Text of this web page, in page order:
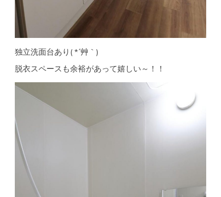
独立洗面台あり( *´艸｀)
脱衣スペースも余裕があって嬉しい～！！